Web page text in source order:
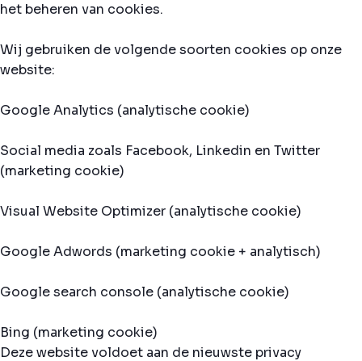
het beheren van cookies.
Wij gebruiken de volgende soorten cookies op onze
website:
Google Analytics (analytische cookie)
Social media zoals Facebook, Linkedin en Twitter
(marketing cookie)
Visual Website Optimizer (analytische cookie)
Google Adwords (marketing cookie + analytisch)
Google search console (analytische cookie)
Bing (marketing cookie)
Deze website voldoet aan de nieuwste privacy